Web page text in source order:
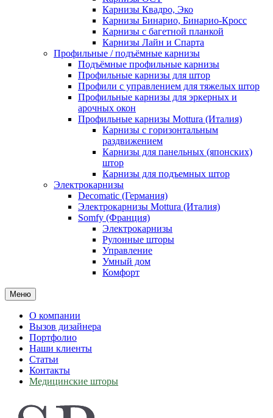
Карнизы Квадро, Эко
Карнизы Бинарио, Бинарио-Кросс
Карнизы с багетной планкой
Карнизы Лайн и Спарта
Профильные / подъёмные карнизы
Подъёмные профильные карнизы
Профильные карнизы для штор
Профили с управлением для тяжелых штор
Профильные карнизы для эркерных и
арочных окон
Профильные карнизы Mottura (Италия)
Карнизы с горизонтальным
раздвижением
Карнизы для панельных (японских)
штор
Карнизы для подъемных штор
Электрокарнизы
Decomatic (Германия)
Электрокарнизы Mottura (Италия)
Somfy (Франция)
Электрокарнизы
Рулонные шторы
Управление
Умный дом
Комфорт
Меню
О компании
Вызов дизайнера
Портфолио
Наши клиенты
Статьи
Контакты
Медицинские шторы